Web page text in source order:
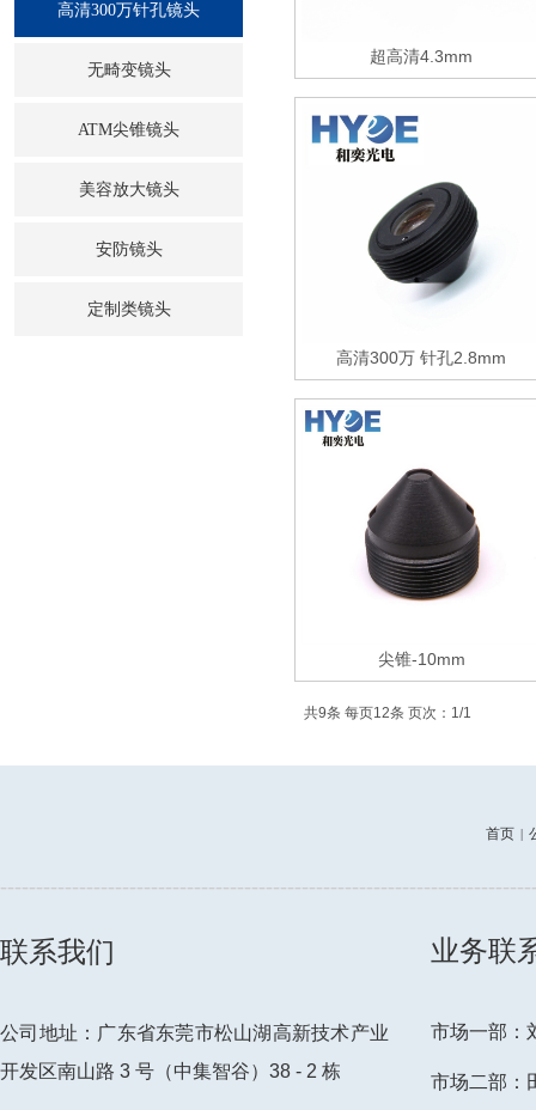
高清300万针孔镜头
无畸变镜头
ATM尖锥镜头
美容放大镜头
安防镜头
定制类镜头
超高清4.3mm
高清300万 针孔2.8mm
尖锥-10mm
共9条 每页12条 页次：1/1
首页 |
业务联
市场一部：
市场二部：
联系我们
公司地址：广东省东莞市松山湖高新技术产业
开发区南山路 3 号（中集智谷）38 - 2 栋